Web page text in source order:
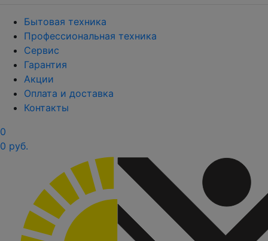
Бытовая техника
Профессиональная техника
Сервис
Гарантия
Акции
Оплата и доставка
Контакты
0
0 руб.